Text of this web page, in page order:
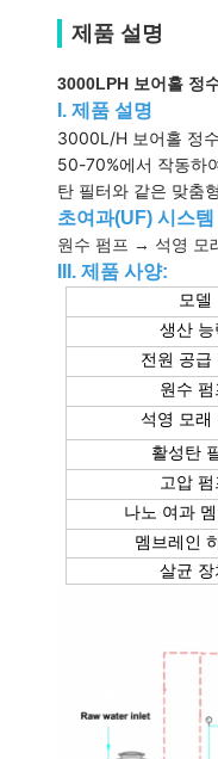
제품 설명
3000LPH 보어홀 정
I. 제품 설명
3000L/H 보어홀 정
50-70%에서 작동하
탄 필터와 같은 맞춤
초여과(UF) 시스
원수 펌프 → 석영
III. 제품 사양:
모델
생산 능
전원 공급
원수 펌
석영 모래
활성탄
고압 펌
나노 여과
멤브레인
살균 장